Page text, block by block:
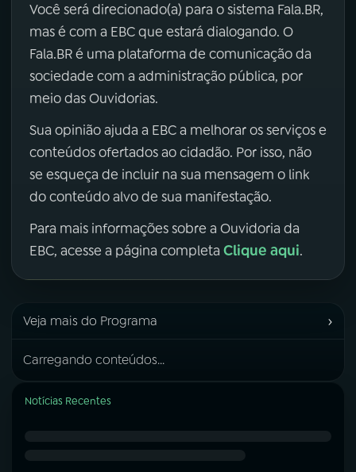
Você será direcionado(a) para o sistema Fala.BR,
mas é com a EBC que estará dialogando. O
Fala.BR é uma plataforma de comunicação da
sociedade com a administração pública, por
meio das Ouvidorias.
Sua opinião ajuda a EBC a melhorar os serviços e
conteúdos ofertados ao cidadão. Por isso, não
se esqueça de incluir na sua mensagem o link
do conteúdo alvo de sua manifestação.
Para mais informações sobre a Ouvidoria da
EBC, acesse a página completa Clique aqui.
Veja mais do Programa ›
Carregando conteúdos...
Notícias Recentes